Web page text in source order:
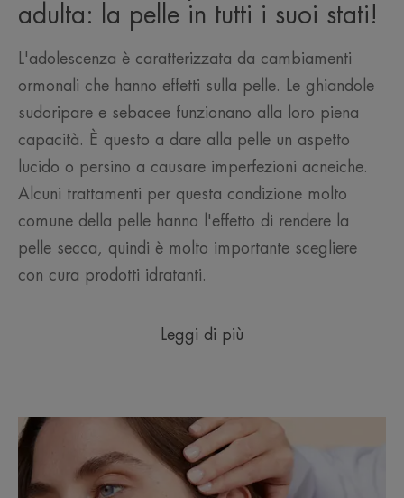
adulta: la pelle in tutti i suoi stati!
L'adolescenza è caratterizzata da cambiamenti
ormonali che hanno effetti sulla pelle. Le ghiandole
sudoripare e sebacee funzionano alla loro piena
capacità. È questo a dare alla pelle un aspetto
lucido o persino a causare imperfezioni acneiche.
Alcuni trattamenti per questa condizione molto
comune della pelle hanno l'effetto di rendere la
pelle secca, quindi è molto importante scegliere
con cura prodotti idratanti.
Leggi di più